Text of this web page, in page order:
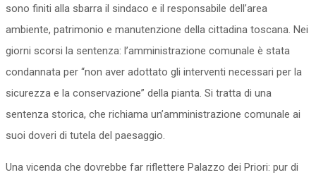
sono finiti alla sbarra il sindaco e il responsabile dell’area
ambiente, patrimonio e manutenzione della cittadina toscana. Nei
giorni scorsi la sentenza: l’amministrazione comunale è stata
condannata per “non aver adottato gli interventi necessari per la
sicurezza e la conservazione” della pianta. Si tratta di una
sentenza storica, che richiama un’amministrazione comunale ai
suoi doveri di tutela del paesaggio.
Una vicenda che dovrebbe far riflettere Palazzo dei Priori: pur di